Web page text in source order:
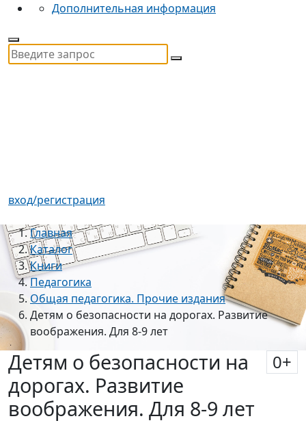
Дополнительная информация
вход/регистрация
Главная
Каталог
Книги
Педагогика
Общая педагогика. Прочие издания
Детям о безопасности на дорогах. Развитие
воображения. Для 8-9 лет
Детям о безопасности на
дорогах. Развитие
воображения. Для 8-9 лет
0+